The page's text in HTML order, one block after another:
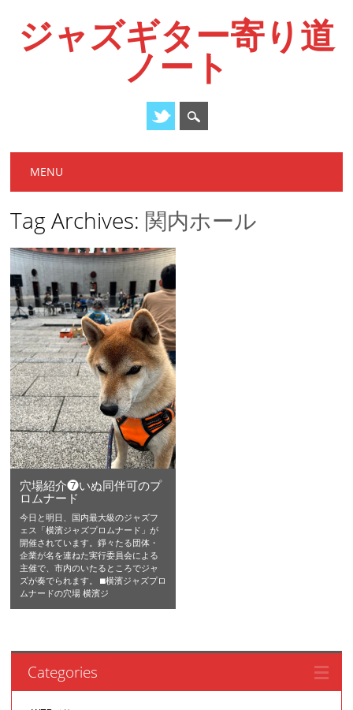
ジャズギター寄り道
ノート
Main menu
MENU
Tag Archives: 関内ホール
穴場紹介❼いぬ同伴可のプ
ロムナード
今日と明日、国内最大級のジャズフ
ェス「横濱ジャズプロムナード」が
開催されています。錚々たる団体・
企業が名を連ねた実行委員会による
主催で、市内のいたるところでジャ
ズが奏でられます。 ⬛︎横濱ジャズプロ
ムナードの穴場 横濱ジ
Categories